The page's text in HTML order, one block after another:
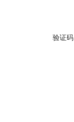
验证